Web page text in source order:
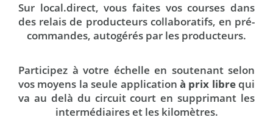
Sur local.direct, vous faites vos courses dans
des relais de producteurscollaboratifs, en pré-
commandes, autogérés par les producteurs.
Participez à votre échelle en soutenant selon
vos moyens la seule application à prix librequi
va au delà du circuit court en supprimant les
intermédiaires et les kilomètres.